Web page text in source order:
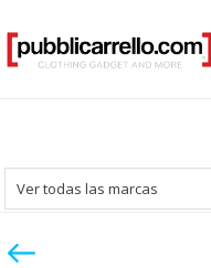
Ver todas las marcas